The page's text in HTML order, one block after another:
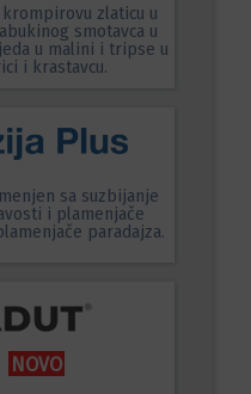
krompirovu zlaticu u
smotavca u
u malini i tripse u
i krastavcu.
sa suzbijanje
i plamenjače
paradajza.
NOVO